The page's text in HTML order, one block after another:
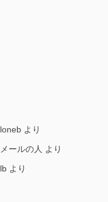
loneb より
メールの人 より
lb より